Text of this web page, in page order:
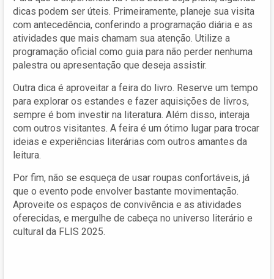
dicas podem ser úteis. Primeiramente, planeje sua visita
com antecedência, conferindo a programação diária e as
atividades que mais chamam sua atenção. Utilize a
programação oficial como guia para não perder nenhuma
palestra ou apresentação que deseja assistir.
Outra dica é aproveitar a feira do livro. Reserve um tempo
para explorar os estandes e fazer aquisições de livros,
sempre é bom investir na literatura. Além disso, interaja
com outros visitantes. A feira é um ótimo lugar para trocar
ideias e experiências literárias com outros amantes da
leitura.
Por fim, não se esqueça de usar roupas confortáveis, já
que o evento pode envolver bastante movimentação.
Aproveite os espaços de convivência e as atividades
oferecidas, e mergulhe de cabeça no universo literário e
cultural da FLIS 2025.